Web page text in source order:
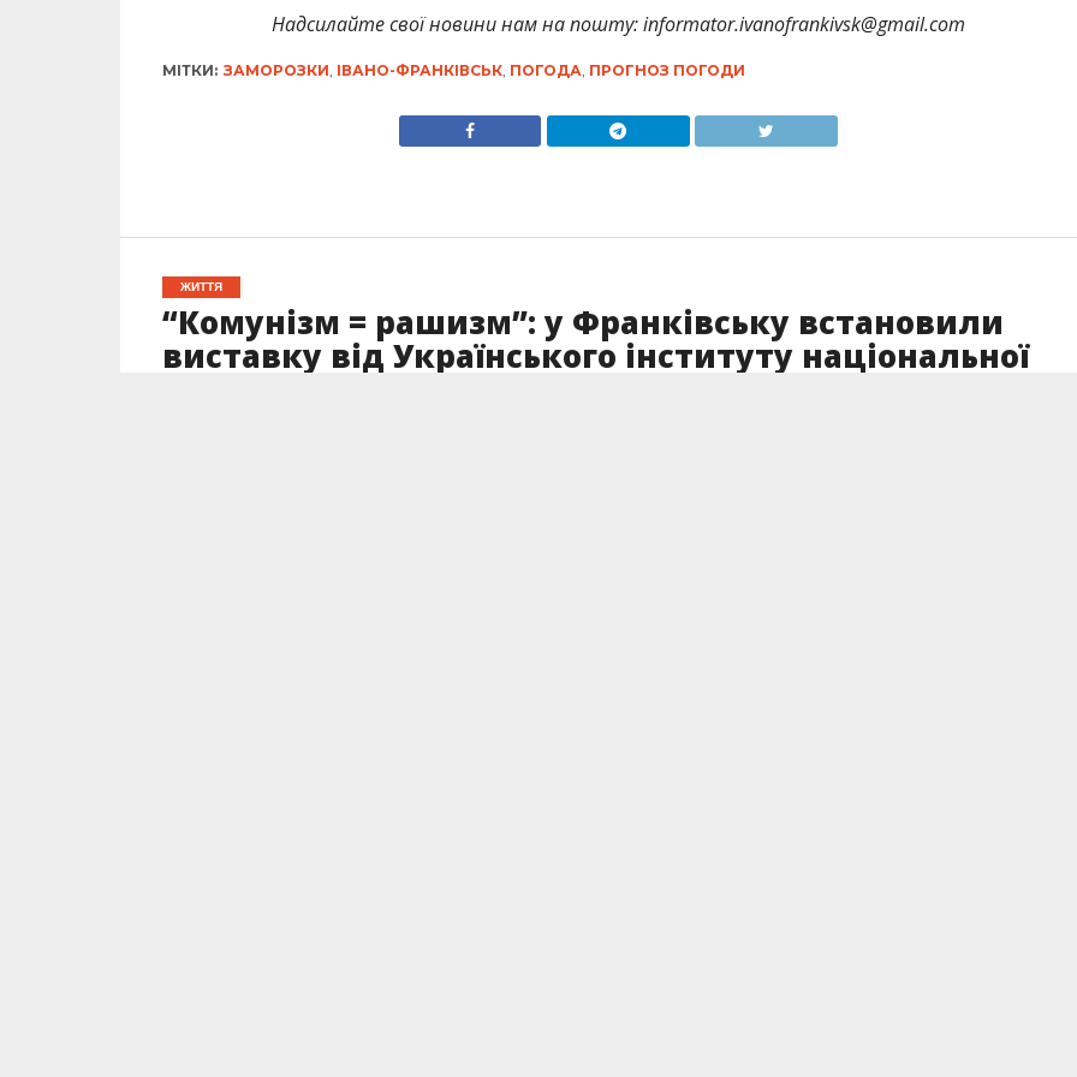
Надсилайте свої новини нам на пошту: informator.ivanofrankivsk@gmail.com
МІТКИ: ЗАМОРОЗКИ ІВАНО-ФРАНКІВСЬК, ПОГОДА ПРОГНОЗ ПОГОДИ
ЖИТТЯ
“Комунізм = рашизм”: у Франківську встановили
виставку від Українського інституту національної